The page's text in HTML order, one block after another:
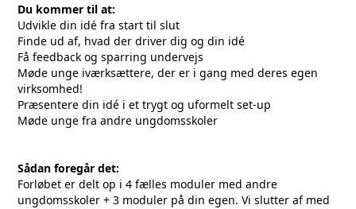
Du kommer til at:
Udvikle din idé fra start til slut
Finde ud af, hvad der driver dig og din idé
Få feedback og sparring undervejs
Møde unge iværksættere, der er i gang med deres egen
virksomhed!
Præsentere din idé i et trygt og uformelt set-up
Møde unge fra andre ungdomsskoler
Sådan foregår det:
Forløbet er delt op i 4 fælles moduler med andre
ungdomsskoler + 3 moduler på din egen. Vi slutter af med